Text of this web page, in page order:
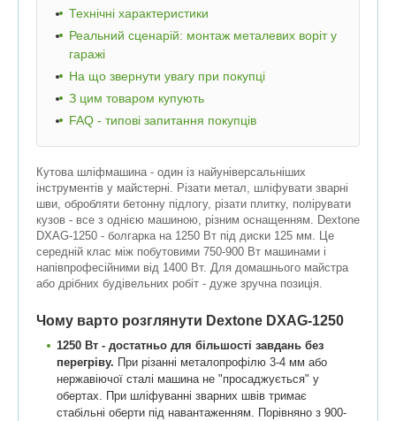
Технічні характеристики
Реальний сценарій: монтаж металевих воріт у
гаражі
На що звернути увагу при покупці
З цим товаром купують
FAQ - типові запитання покупців
Кутова шліфмашина - один із найуніверсальніших
інструментів у майстерні. Різати метал, шліфувати зварні
шви, обробляти бетонну підлогу, різати плитку, полірувати
кузов - все з однією машиною, різним оснащенням. Dextone
DXAG-1250 - болгарка на 1250 Вт під диски 125 мм. Це
середній клас між побутовими 750-900 Вт машинами і
напівпрофесійними від 1400 Вт. Для домашнього майстра
або дрібних будівельних робіт - дуже зручна позиція.
Чому варто розглянути Dextone DXAG-1250
1250 Вт - достатньо для більшості завдань без
перегріву. При різанні металопрофілю 3-4 мм або
нержавіючої сталі машина не "просаджується" у
обертах. При шліфуванні зварних швів тримає
стабільні оберти під навантаженням. Порівняно з 900-